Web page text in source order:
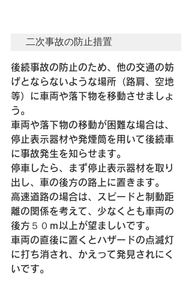
二次事故の防止措置
後続事故の防止のため、他の交通の妨
げとならないような場所（路肩、空地
等）に車両や落下物を移動させましょ
う。
車両や落下物の移動が困難な場合は、
停止表示器材や発煙筒を用いて後続車
に事故発生を知らせます。
停車したら、まず停止表示器材を取り
出し、車の後方の路上に置きます。
高速道路の場合は、スピードと制動距
離の関係を考えて、少なくとも車両の
後方５０ｍ以上が望ましいです。
車両の直後に置くとハザードの点滅灯
に打ち消され、かえって発見されにく
いです。